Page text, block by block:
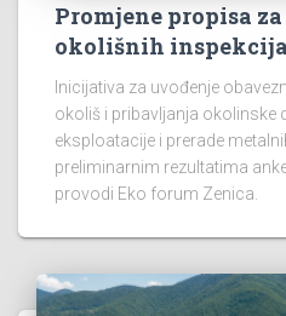
Promjene propisa
okolišnih
Inicijativa za uvođenje
okoliš i pribavljanja okolinske
eksploatacije i prerade
preliminarnim rezultatima
provodi Eko forum Zenica.